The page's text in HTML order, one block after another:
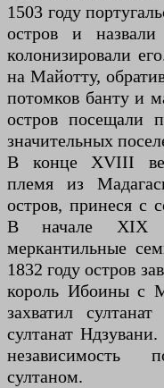
1503 году
остров и
колонизировали
на Майотту,
потомков банту и
остров посещали
значительных
В конце XVIII
племя из
остров, принеся с
В начале XIX
меркантильные
1832 году остров
король Ибоины с
захватил
султанат
независимость
султаном.